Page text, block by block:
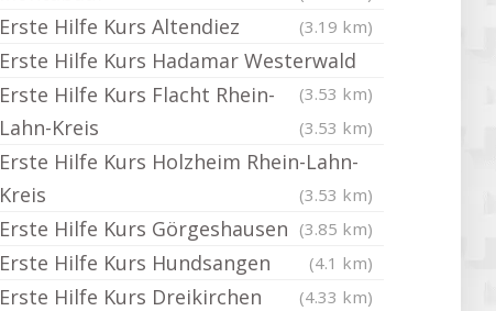
Erste Hilfe Kurs Altendiez (3.19 km)
Erste Hilfe Kurs Hadamar Westerwald
(3.53 km)
Erste Hilfe Kurs Flacht Rhein-
Lahn-Kreis
(3.53 km)
Erste Hilfe Kurs Holzheim Rhein-Lahn-
Kreis
(3.53 km)
Erste Hilfe Kurs Görgeshausen (3.85 km)
Erste Hilfe Kurs Hundsangen (4.1 km)
Erste Hilfe Kurs Dreikirchen (4.33 km)